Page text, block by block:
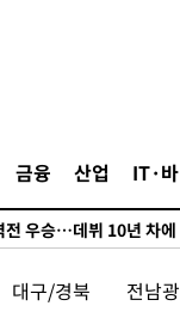
금융 산업 IT·
표 김민석 47.37%·정
투표 정청래 47.82%·김
의혹 심판 조사"
헤엄친 구렁이 '소동'
분만 뛰고 슈팅 0개
대구/경북 전남